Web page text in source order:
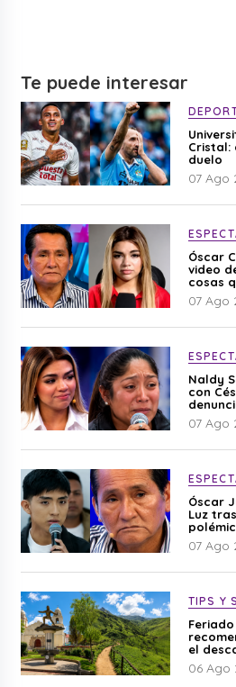
Te puede interesar
Cristal:
duelo
07 Ago
Óscar
video
cosas
07 Ago
Naldy
con
07 Ago
Óscar
Luz
07 Ago
TIPS Y
el
06 Ago